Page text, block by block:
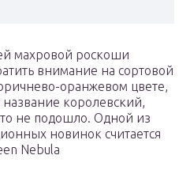
махровой роскоши
внимание на сортовой
оранжевом цвете,
королевский,
не подошло. Одной из
новинок считается
Nebula